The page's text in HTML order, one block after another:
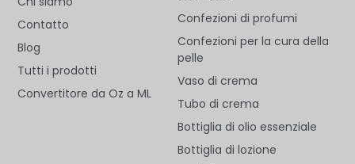
Confezioni di profumi
Confezioni per la cura della
pelle
Vaso di crema
Tubo di crema
Bottiglia di olio essenziale
Bottiglia di lozione
Contatto
Blog
Tutti i prodotti
Convertitore da Oz a ML